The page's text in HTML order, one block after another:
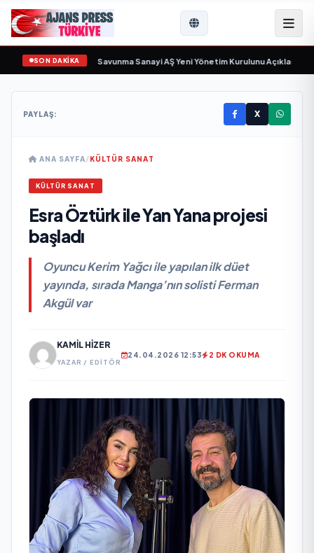
SON DAKİKA
sayıyor• Açıkgöz Savunma Sanayi AŞ Yeni Yönetim Kurulunu Açıkladı ve
PAYLAŞ: X
ANA SAYFA/KÜLTÜR SANAT
KÜLTÜR SANAT
Esra Öztürk ile Yan Yana projesi
başladı
Oyuncu Kerim Yağcı ile yapılan ilk düet
yayında, sırada Manga’nın solisti Ferman
Akgül var
KAMIL HIZER
YAZAR / EDITÖR
24.04.2026 12:53 2 DK OKUMA